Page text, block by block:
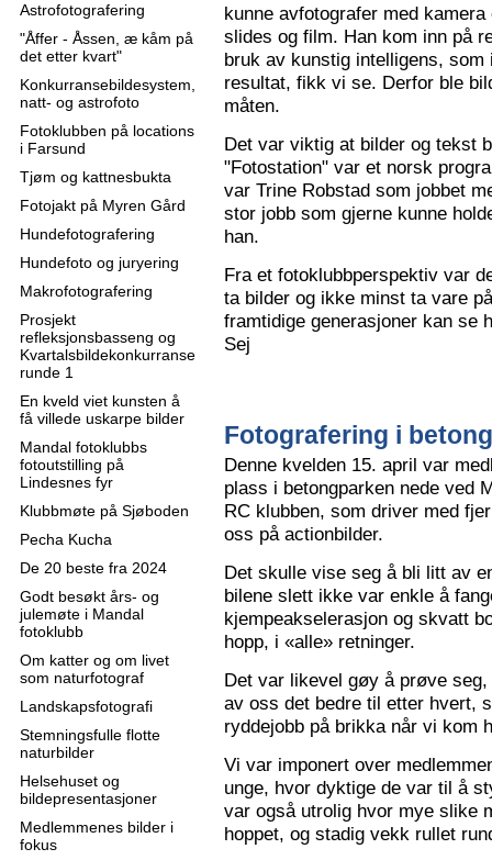
Astrofotografering
"Åffer - Åssen, æ kåm på
det etter kvart"
Konkurransebildesystem,
natt- og astrofoto
Fotoklubben på locations
i Farsund
Tjøm og kattnesbukta
Fotojakt på Myren Gård
Hundefotografering
Hundefoto og juryering
Makrofotografering
Prosjekt
refleksjonsbasseng og
Kvartalsbildekonkurranse
runde 1
En kveld viet kunsten å
få villede uskarpe bilder
Mandal fotoklubbs
fotoutstilling på
Lindesnes fyr
Klubbmøte på Sjøboden
Pecha Kucha
De 20 beste fra 2024
Godt besøkt års- og
julemøte i Mandal
fotoklubb
Om katter og om livet
som naturfotograf
Landskapsfotografi
Stemningsfulle flotte
naturbilder
Helsehuset og
bildepresentasjoner
Medlemmenes bilder i
fokus
kunne avfotografer med
slides og film. Han kom inn på
bruk av kunstig intelligens,
resultat, fikk vi se. Derfor ble
måten.
Det var viktig at bilder og tekst
"Fotostation" var et norsk
var Trine Robstad som jobbet
stor jobb som gjerne kunne
han.
Fra et fotoklubbperspektiv var
ta bilder og ikke minst ta vare
framtidige generasjoner kan se
Sej
Fotografering i
Denne kvelden 15. april var
plass i betongparken nede ved
RC klubben, som driver med
oss på actionbilder.
Det skulle vise seg å bli litt av
bilene slett ikke var enkle å
kjempeakselerasjon og skvatt
hopp, i «alle» retninger.
Det var likevel gøy å prøve
av oss det bedre til etter hvert,
ryddejobb på brikka når vi kom
Vi var imponert over
unge, hvor dyktige de var til å
var også utrolig hvor mye slike
hoppet, og stadig vekk rullet